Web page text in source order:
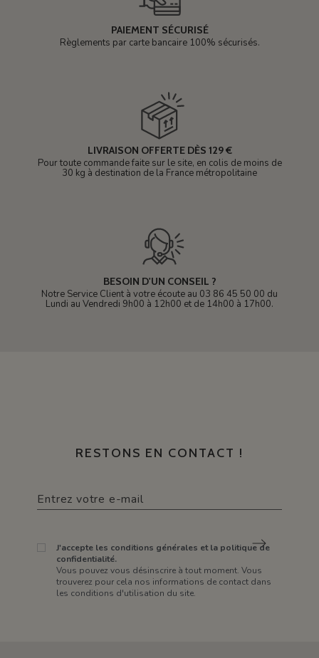
PAIEMENT SÉCURISÉ
Règlements par carte bancaire 100% sécurisés.
LIVRAISON OFFERTE DÈS 129 €
Pour toute commande faite sur le site, en colis de moins de
30 kg à destination de la France métropolitaine
BESOIN D'UN CONSEIL ?
Notre Service Client à votre écoute au 03 86 45 50 00 du
Lundi au Vendredi 9h00 à 12h00 et de 14h00 à 17h00.
RESTONS EN CONTACT !
J'accepte les conditions générales et la politique de
confidentialité.
Vous pouvez vous désinscrire à tout moment. Vous
trouverez pour cela nos informations de contact dans
les conditions d'utilisation du site.